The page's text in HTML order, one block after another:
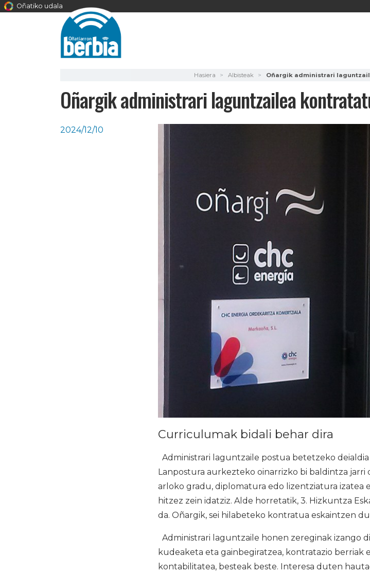
Oñatiko udala
Hasiera Albisteak Oñargik administrari
Oñargik administrari laguntzailea
2024/12/10
Curriculumak bidali behar dira
Administrari laguntzaile postua betetzeko
Lanpostura aurkezteko oinarrizko bi baldintza jarri
arloko gradu, diplomatura edo lizentziatura izatea
hitzez zein idatziz. Alde horretatik, 3. Hizkuntza
da. Oñargik, sei hilabeteko kontratua eskaintzen
Administrari laguntzaile honen zereginak izango
kudeaketa eta gainbegiratzea, kontratazio berriak
kontabilitatea, besteak beste. Interesa duten